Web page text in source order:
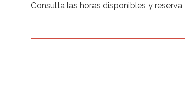
Consulta las horas disponibles y